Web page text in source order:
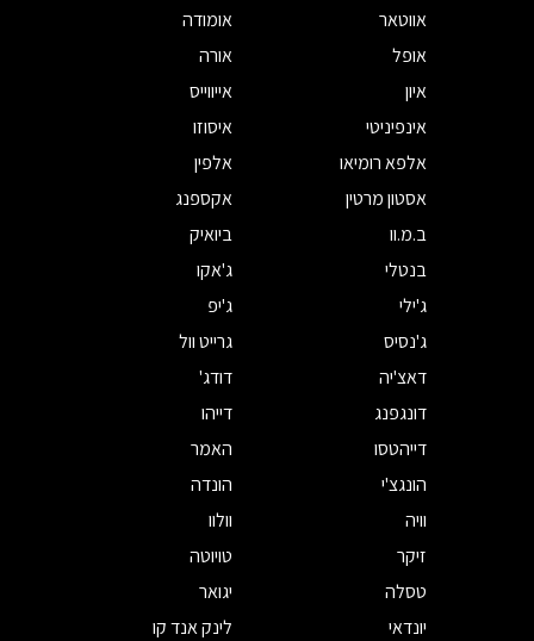
אווטאר
אומודה
אופל
אורה
איון
אייווייס
אינפיניטי
איסוזו
אלפא רומיאו
אלפין
אסטון מרטין
אקספנג
ב.מ.וו
ביואיק
בנטלי
ג'אקו
ג'ילי
ג'יפ
ג'נסיס
גרייט וול
דאצ'יה
דודג'
דונגפנג
דייהו
דייהטסו
האמר
הונגצ'י
הונדה
וויה
וולוו
זיקר
טויוטה
טסלה
יגואר
יונדאי
לינק אנד קו